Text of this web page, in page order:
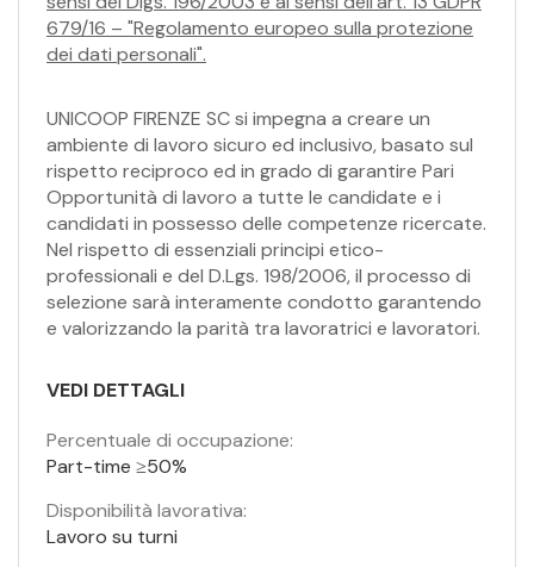
679/16 – "Regolamento europeo sulla protezione
dei dati personali".
UNICOOP FIRENZE SC si impegna a creare un
ambiente di lavoro sicuro ed inclusivo, basato sul
rispetto reciproco ed in grado di garantire Pari
Opportunità di lavoro a tutte le candidate e i
candidati in possesso delle competenze ricercate.
Nel rispetto di essenziali principi etico-
professionali e del D.Lgs. 198/2006, il processo di
selezione sarà interamente condotto garantendo
e valorizzando la parità tra lavoratrici e lavoratori.
VEDI DETTAGLI
Percentuale di occupazione:
Part-time ≥50%
Disponibilità lavorativa:
Lavoro su turni